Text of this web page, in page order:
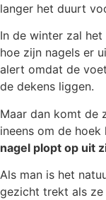
langer het duurt
In de winter zal het
hoe zijn nagels er
alert omdat de
de dekens liggen.
Maar dan komt de
ineens om de hoek
nagel plopt op uit
Als man is het
gezicht trekt als